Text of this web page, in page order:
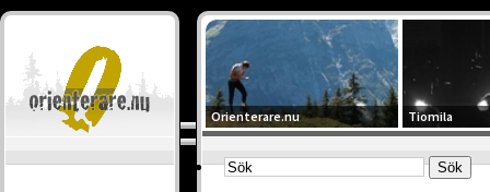
Orienterare.nu Tiomila